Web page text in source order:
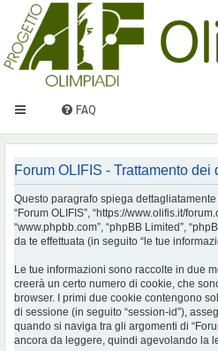
FAQ
Forum OLIFIS - Trattamento dei
Questo paragrafo spiega dettagliatamente
“Forum OLIFIS”, “https://www.olifis.it/
“www.phpbb.com”, “phpBB Limited”,
da te effettuata (in seguito “le tue
Le tue informazioni sono raccolte in due
creerà un certo numero di cookie, che
browser. I primi due cookie contengono
di sessione (in seguito “session-id”),
quando si naviga tra gli argomenti di
ancora da leggere, quindi agevolando la